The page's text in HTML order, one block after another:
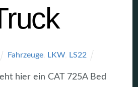
Fahrzeuge LKW, LS22
hier ein CAT 725A Bed